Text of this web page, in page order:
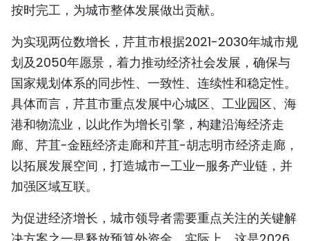
按时完工，为城市整体发展做出贡献。
为实现两位数增长，芹苴市根据2021-2030年城市规
划及2050年愿景，着力推动经济社会发展，确保与
国家规划体系的同步性、一致性、连续性和稳定性。
具体而言，芹苴市重点发展中心城区、工业园区、海
港和物流业，以此作为增长引擎，构建沿海经济走
廊、芹苴-金瓯经济走廊和芹苴-胡志明市经济走廊，
以拓展发展空间，打造城市—工业—服务产业链，并
加强区域互联。
为促进经济增长，城市领导者需要重点关注的关键解